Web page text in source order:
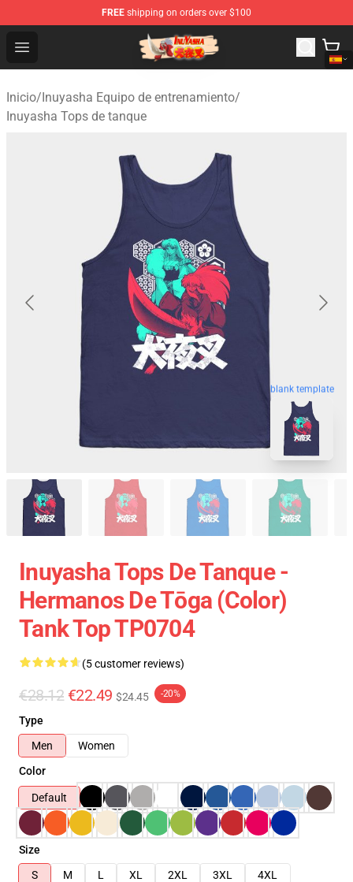
FREE shipping on orders over $100
Open menu
Inuyasha Store - Official Inuyasha Merchandise Shop
Inicio/Inuyasha Equipo de entrenamiento/
Inuyasha Tops de tanque
blank template
Inuyasha Tops De Tanque -
Hermanos De Tōga (color)
Tank Top TP0704
(5 customer reviews)
€28.12 €22.49 $24.45 -20%
Type
Men
Women
Color
Default
Size
S
M L XL 2XL 3XL
4XL